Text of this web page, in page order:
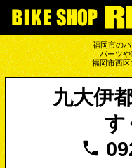
福岡市の
パーツや
福岡市西区
九大伊
す